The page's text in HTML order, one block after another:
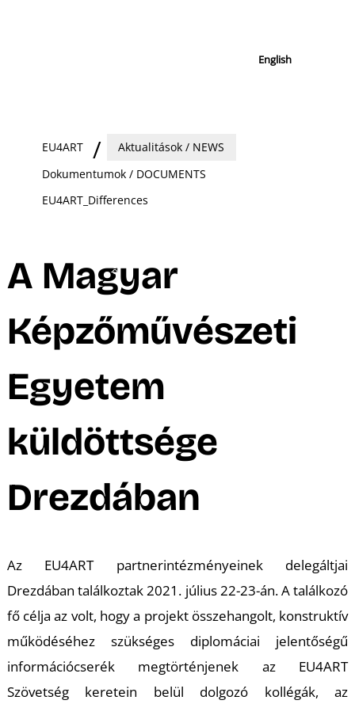
English
EU4ART
Aktualitások / NEWS
Dokumentumok / DOCUMENTS
EU4ART_Differences
A Magyar
Képzőművészeti
Egyetem
küldöttsége
Drezdában
Az EU4ART partnerintézményeinek delegáltjai
Drezdában találkoztak 2021. július 22-23-án. A találkozó
fő célja az volt, hogy a projekt összehangolt, konstruktív
működéséhez szükséges diplomáciai jelentőségű
információcserék megtörténjenek az EU4ART
Szövetség keretein belül dolgozó kollégák, az